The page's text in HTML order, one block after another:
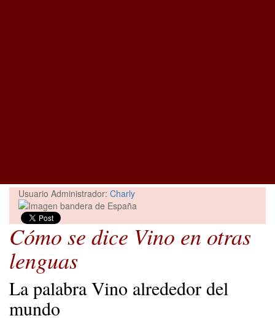
Usuario Administrador: Charly
Cómo se dice Vino en otras
lenguas
La palabra Vino alrededor del
mundo